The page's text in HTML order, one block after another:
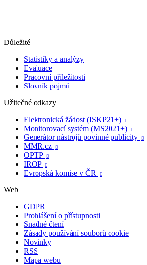
Důležité
Statistiky a analýzy
Evaluace
Pracovní příležitosti
Slovník pojmů
Užitečné odkazy
Elektronická žádost (ISKP21+)

Monitorovací systém (MS2021+) 
Generátor nástrojů povinné publicity 
MMR.cz 
OPTP 
IROP 
Evropská komise v ČR 
Web
GDPR
Prohlášení o přístupnosti
Snadné čtení
Zásady používání souborů cookie
Novinky
RSS
Mapa webu